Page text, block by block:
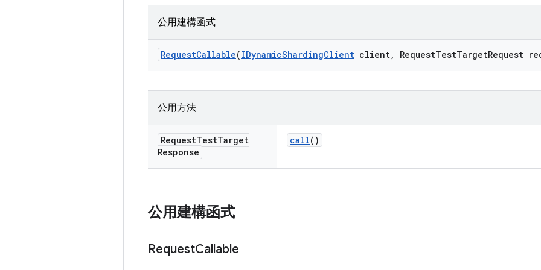
公用建構函式
RequestCallable(IDynamicShardingClient client, RequestTestTargetRequest
公用方法
RequestTestTarget
Response
call()
公用建構函式
RequestCallable